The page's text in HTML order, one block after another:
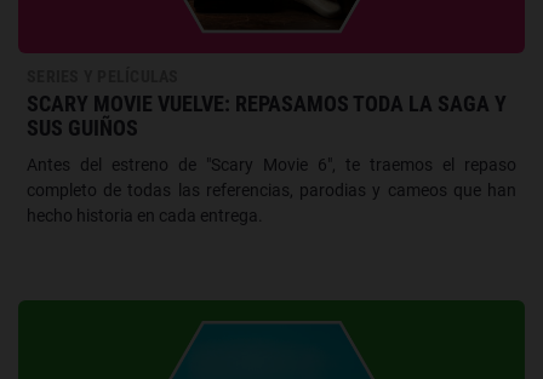
SCARY MOVIE VUELVE: REPASAMOS TODA LA SAGA Y
SUS GUIÑOS
Antes del estreno de "Scary Movie 6", te traemos el repaso
completo de todas las referencias, parodias y cameos que han
hecho historia en cada entrega.